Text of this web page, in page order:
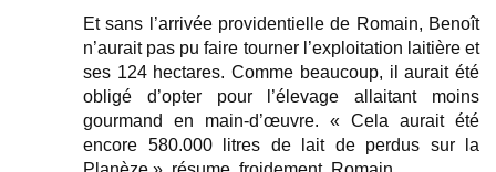
Et sans l’arrivée providentielle de Romain, Benoît
n’aurait pas pu faire tourner l’exploitation laitière et
ses 124 hectares. Comme beaucoup, il aurait été
obligé d’opter pour l’élevage allaitant moins
gourmand en main-d’œuvre. « Cela aurait été
encore 580.000 litres de lait de perdus sur la